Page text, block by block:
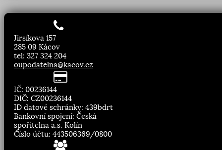
Jirsíkova 157
285 09 Kácov
tel: 327 324 204
oupodatelna@kacov.cz
IČ: 00236144
DIČ: CZ00236144
ID datové schránky: 439bdrt
Bankovní spojení: Česká
spořitelna a.s. Kolín
Číslo účtu: 443506369/0800